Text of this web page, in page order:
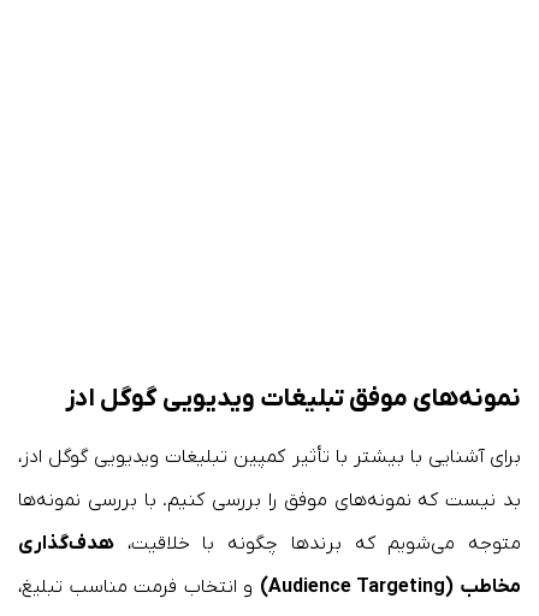
نمونه‌های موفق تبلیغات ویدیویی گوگل ادز
برای آشنایی با بیشتر با تأثیر کمپین تبلیغات ویدیویی گوگل ادز،
بد نیست که نمونه‌های موفق را بررسی کنیم. با بررسی نمونه‌ها
متوجه می‌شویم که برندها چگونه با خلاقیت، هدف‌گذاری
مخاطب (Audience Targeting)
و انتخاب فرمت مناسب تبلیغ،